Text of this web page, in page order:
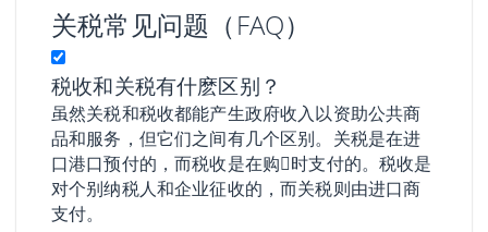
关税常见问题（FAQ）
税收和关税有什麽区别？
虽然关税和税收都能产生政府收入以资助公共商
品和服务，但它们之间有几个区别。关税是在进
口港口预付的，而税收是在购𧹒时支付的。税收是
对个别纳税人和企业征收的，而关税则由进口商
支付。